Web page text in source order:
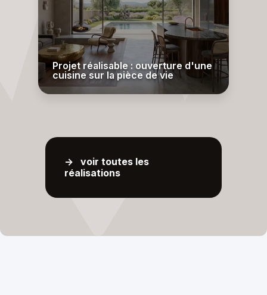
Projet réalisable : ouverture d'une
cuisine sur la pièce de vie
-> voir toutes les
réalisations